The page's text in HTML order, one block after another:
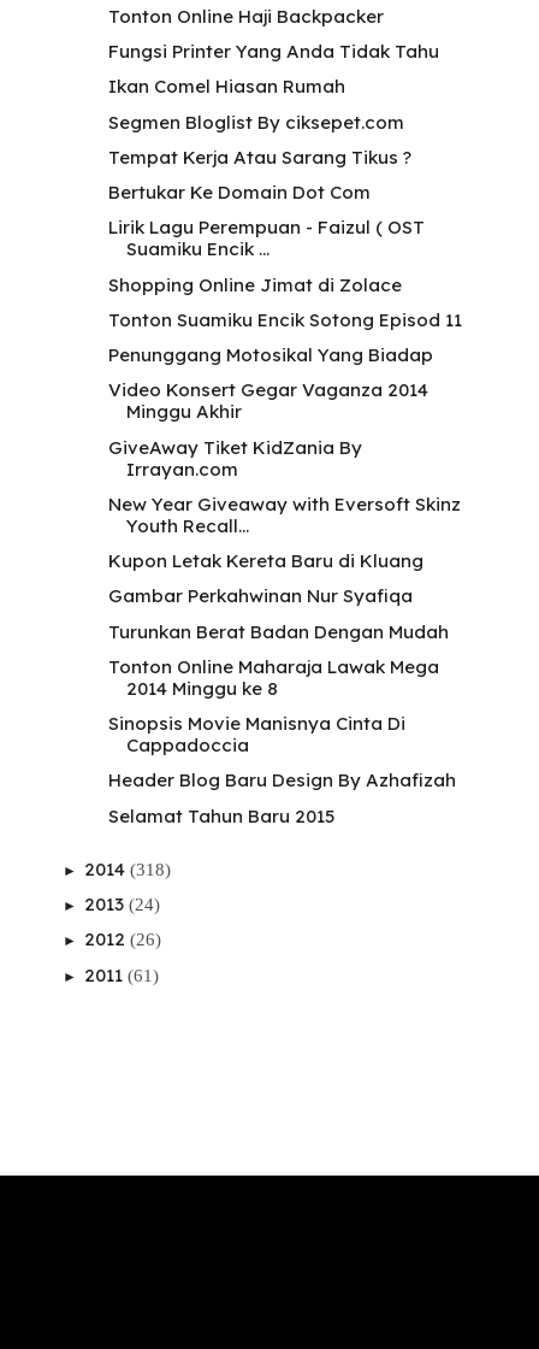
Tonton Online Haji Backpacker
Fungsi Printer Yang Anda Tidak Tahu
Ikan Comel Hiasan Rumah
Segmen Bloglist By ciksepet.com
Tempat Kerja Atau Sarang Tikus ?
Bertukar Ke Domain Dot Com
Lirik Lagu Perempuan - Faizul ( OST
Suamiku Encik ...
Shopping Online Jimat di Zolace
Tonton Suamiku Encik Sotong Episod 11
Penunggang Motosikal Yang Biadap
Video Konsert Gegar Vaganza 2014
Minggu Akhir
GiveAway Tiket KidZania By
Irrayan.com
New Year Giveaway with Eversoft Skinz
Youth Recall...
Kupon Letak Kereta Baru di Kluang
Gambar Perkahwinan Nur Syafiqa
Turunkan Berat Badan Dengan Mudah
Tonton Online Maharaja Lawak Mega
2014 Minggu ke 8
Sinopsis Movie Manisnya Cinta Di
Cappadoccia
Header Blog Baru Design By Azhafizah
Selamat Tahun Baru 2015
► 2014 (318)
► 2013 (24)
► 2012 (26)
► 2011 (61)